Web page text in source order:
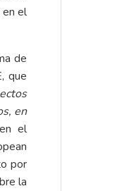
en el
de
que
en
el
por
la